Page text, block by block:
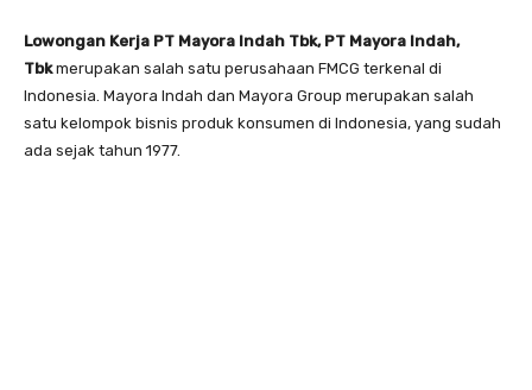
Lowongan Kerja PT Mayora Indah Tbk, PT Mayora Indah,
Tbkmerupakan salah satu perusahaan FMCG terkenal di
Indonesia. Mayora Indah dan Mayora Group merupakan salah
satu kelompok bisnis produk konsumen di Indonesia, yang sudah
ada sejak tahun 1977.